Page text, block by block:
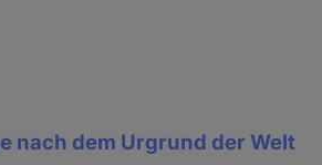
nach dem Urgrund der Welt